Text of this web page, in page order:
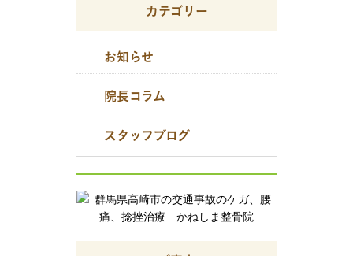
カテゴリー
お知らせ
院長コラム
スタッフブログ